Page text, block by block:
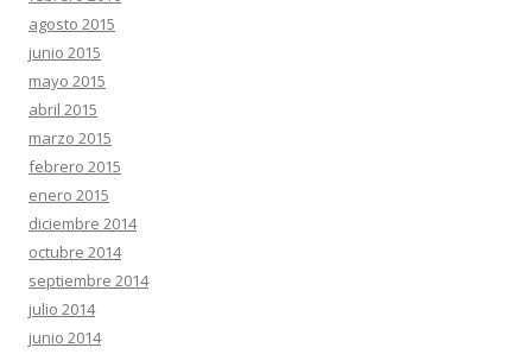
agosto 2015
junio 2015
mayo 2015
abril 2015
marzo 2015
febrero 2015
enero 2015
diciembre 2014
octubre 2014
septiembre 2014
julio 2014
junio 2014